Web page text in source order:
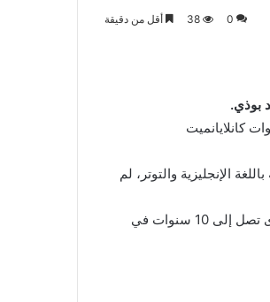
0
38 أقل من دقيقة
كانلايانميت
الإنجليزية والتوتر، لم
العقوبة القصوى تصل إلى 10 سنوات في